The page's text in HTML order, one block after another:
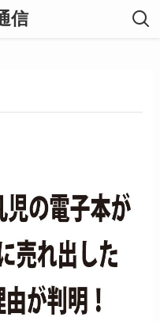
信